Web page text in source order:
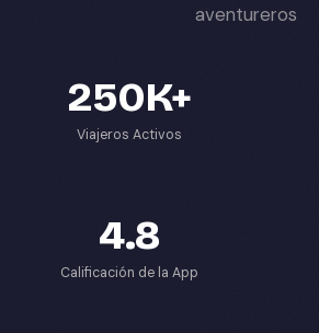
aventureros
250K+
Viajeros Activos
4.8
Calificación de la App